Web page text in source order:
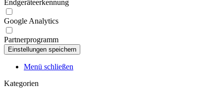
Endgeräteerkennung
Google Analytics
Partnerprogramm
Menü schließen
Kategorien